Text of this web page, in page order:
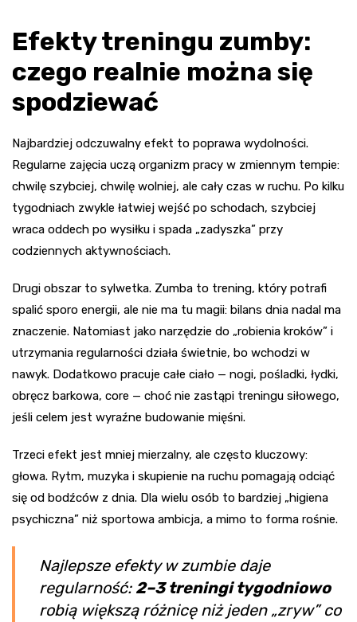
Efekty treningu zumby:
czego realnie można się
spodziewać
Najbardziej odczuwalny efekt to poprawa wydolności.
Regularne zajęcia uczą organizm pracy w zmiennym tempie:
chwilę szybciej, chwilę wolniej, ale cały czas w ruchu. Po kilku
tygodniach zwykle łatwiej wejść po schodach, szybciej
wraca oddech po wysiłku i spada „zadyszka” przy
codziennych aktywnościach.
Drugi obszar to sylwetka. Zumba to trening, który potrafi
spalić sporo energii, ale nie ma tu magii: bilans dnia nadal ma
znaczenie. Natomiast jako narzędzie do „robienia kroków” i
utrzymania regularności działa świetnie, bo wchodzi w
nawyk. Dodatkowo pracuje całe ciało — nogi, pośladki, łydki,
obręcz barkowa, core — choć nie zastąpi treningu siłowego,
jeśli celem jest wyraźne budowanie mięśni.
Trzeci efekt jest mniej mierzalny, ale często kluczowy:
głowa. Rytm, muzyka i skupienie na ruchu pomagają odciąć
się od bodźców z dnia. Dla wielu osób to bardziej „higiena
psychiczna” niż sportowa ambicja, a mimo to forma rośnie.
Najlepsze efekty w zumbie daje
regularność: 2–3 treningi tygodniowo
robią większą różnicę niż jeden „zryw” co